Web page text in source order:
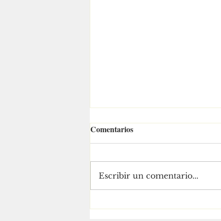
El territorio es la bandera de
Comentarios
Escribir un comentario...